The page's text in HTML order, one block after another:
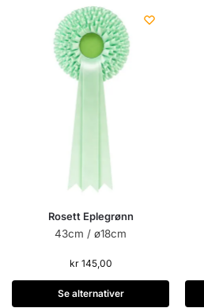
Rosett Eplegrønn
43cm / ø18cm
kr145,00
Se alternativer